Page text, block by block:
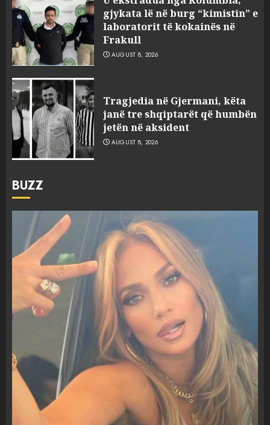
gjykata lë në burg “kimistin” e
laboratorit të kokainës në
Frakull
AUGUST 8, 2026
Tragjedia në Gjermani, këta
janë tre shqiptarët që humbën
jetën në aksident
AUGUST 8, 2026
BUZZ